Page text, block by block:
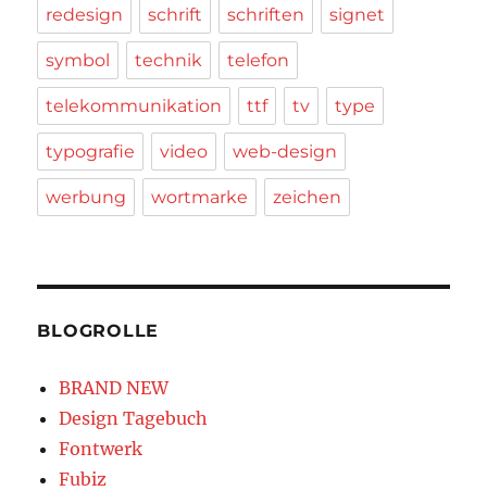
redesign schrift schriften signet
symbol technik telefon
telekommunikation ttf tv type
typografie video web-design
werbung wortmarke zeichen
BLOGROLLE
BRAND NEW
Design Tagebuch
Fontwerk
Fubiz